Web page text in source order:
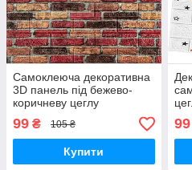
Самоклеюча декоративна
3D панель під бежево-
коричневу цеглу
катеринослав
700х770х5мм (047) SW-
00000026
99 ₴ 105 ₴
Купити
99